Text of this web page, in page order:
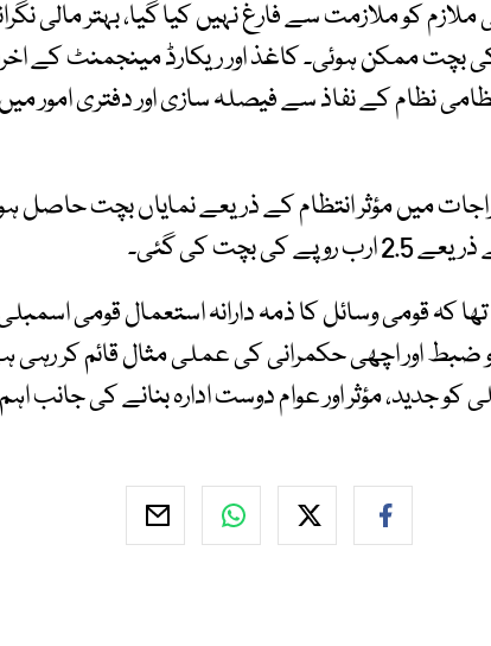
کو ملازمت سے فارغ نہیں کیا گیا، بہتر مالی
بچت ممکن ہوئی۔ کاغذ اور ریکارڈ مینجمنٹ کے
نظام کے نفاذ سے فیصلہ سازی اور دفتری امور
میں مؤثر انتظام کے ذریعے نمایاں بچت حاصل
بچت کی گئی۔
تھا کہ قومی وسائل کا ذمہ دارانہ استعمال قومی
ضبط اور اچھی حکمرانی کی عملی مثال قائم کر رہی
جدید، مؤثر اور عوام دوست ادارہ بنانے کی جانب